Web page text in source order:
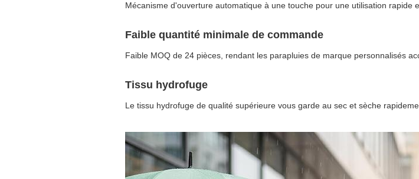
Mécanisme d'ouverture automatique à une touche pour une utilisation rapide
Faible quantité minimale de commande
Faible MOQ de 24 pièces, rendant les parapluies de marque personnalisés
Tissu hydrofuge
Le tissu hydrofuge de qualité supérieure vous garde au sec et sèche